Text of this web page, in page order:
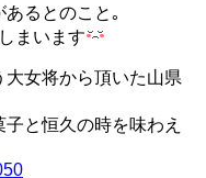
るとのこと｡
まいます
女将から頂いた山県
と恒久の時を味わえ